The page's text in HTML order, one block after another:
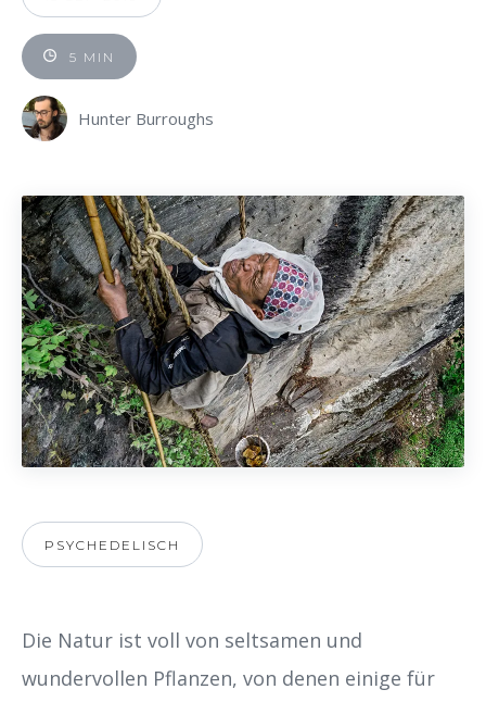
5 MIN
Hunter Burroughs
PSYCHEDELISCH
Die Natur ist voll von seltsamen und
wundervollen Pflanzen, von denen einige für